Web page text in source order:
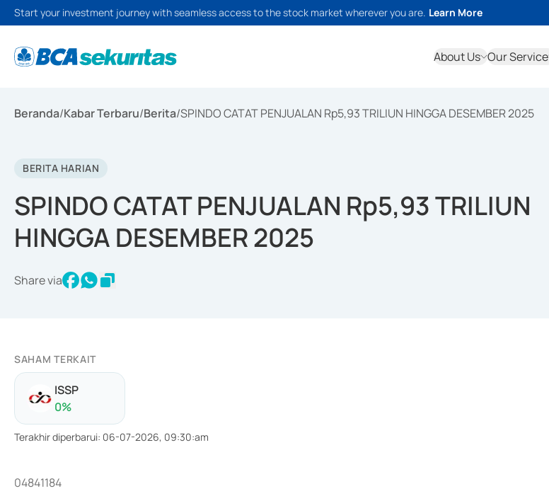
Start your investment journey with seamless access to the stock market wherever you are. Learn More
About Us Our Service
Beranda/Kabar Terbaru/Berita/SPINDO CATAT PENJUALAN Rp5,93 TRILIUN HINGGA DESEMBER 2025
BERITA HARIAN
SPINDO CATAT PENJUALAN Rp5,93 TRILIUN
HINGGA DESEMBER 2025
Share via
SAHAM TERKAIT
ISSP
0%
Terakhir diperbarui: 06-07-2026, 09:30:am
04841184